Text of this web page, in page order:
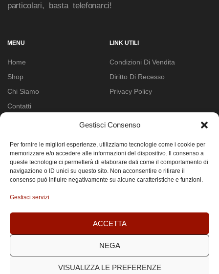
Gestisci Consenso
Per fornire le migliori esperienze, utilizziamo tecnologie come i cookie per
memorizzare e/o accedere alle informazioni del dispositivo. Il consenso a
queste tecnologie ci permetterà di elaborare dati come il comportamento di
navigazione o ID unici su questo sito. Non acconsentire o ritirare il
consenso può influire negativamente su alcune caratteristiche e funzioni.
Gestisci servizi
ACCETTA
NEGA
VISUALIZZA LE PREFERENZE
particolari, basta telefonarci!
MENU
Home
Shop
Chi Siamo
Contatti
LINK UTILI
Condizioni Di Vendita
Diritto Di Recesso
Privacy Policy
+39 393 856 9560
+39 011 2166594
Copyright © 2024 Landyparts | P.IVA: 07442920018
|Privacy Policy|Cookie Policy